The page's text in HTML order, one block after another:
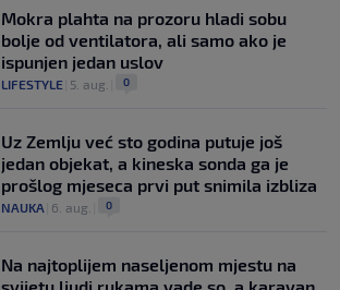
Mokra plahta na prozoru hladi sobu
bolje od ventilatora, ali samo ako je
ispunjen jedan uslov
LIFESTYLE 5. aug. 0
Uz Zemlju već sto godina putuje još
jedan objekat, a kineska sonda ga je
prošlog mjeseca prvi put snimila izbliza
NAUKA 6. aug. 0
Na najtoplijem naseljenom mjestu na